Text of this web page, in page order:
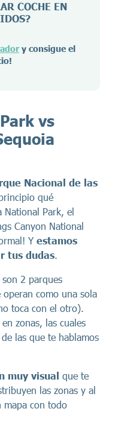
COCHE EN
y consigue el
vs
Nacional de las
qué
National Park, el
Canyon National
Y estamos
tus dudas.
son 2 parques
operan como una sola
toca con el otro).
zonas, las cuales
las que te hablamos
muy visual que te
las zonas y al
mapa con todo